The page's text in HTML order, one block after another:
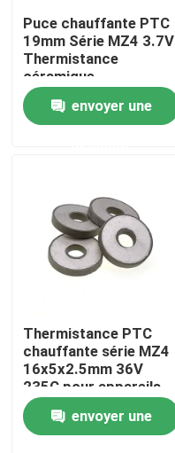
Produits
vidéo
Visite de l'usine
Nous contacter
Nouvelles
Puce chauffante PTC
19mm Série MZ4 3.7V
Thermistance
céramique
envoyer une
Thermistance PTC
chauffante série MZ4
16x5x2.5mm 36V
235C pour appareils
automobiles
envoyer une